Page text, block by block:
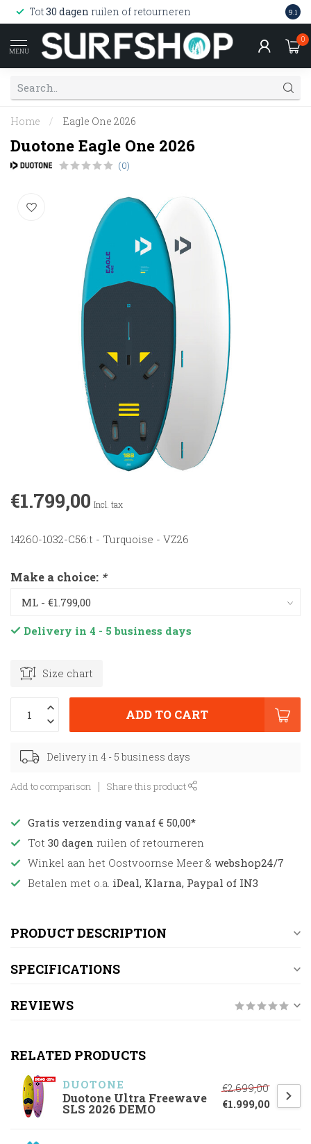
Tot30 dagen ruilen of retourneren 9.1
MENU
0
Home / Eagle One 2026
Duotone Eagle One 2026
(0)
€1.799,00 Incl. tax
14260-1032-C56:t - Turquoise - VZ26
Make a choice: *
Delivery in 4 - 5 business days
Size chart
ADD TO CART
Delivery in 4 - 5 business days
Add to comparison Share this product
Gratis verzending vanaf € 50,00*
Tot 30 dagen ruilen of retourneren
Winkel aan het Oostvoornse Meer & webshop24/7
Betalen met o.a. iDeal, Klarna, Paypal of IN3
PRODUCT DESCRIPTION
SPECIFICATIONS
REVIEWS
RELATED PRODUCTS
DUOTONE
Duotone Ultra Freewave
SLS 2026 DEMO
€2.699,00
€1.999,00